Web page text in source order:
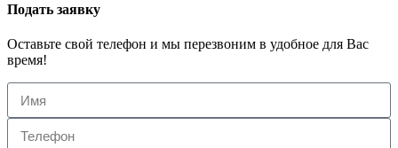
Подать заявку
Оставьте свой телефон и мы перезвоним в удобное для Вас
время!